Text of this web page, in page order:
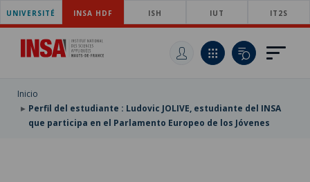
SKIP
TO
MAIN
NAVIGATION
PASAR
CONTENIDO
SKIP
UNIVERSITÉ INSA HDF ISH IUT IT2S
Inicio
Perfil del estudiante : Ludovic JOLIVE, estudiante del INSA
que participa en el Parlamento Europeo de los Jóvenes